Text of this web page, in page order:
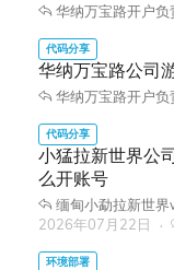
华纳万宝路开户负
华纳万宝路公司
华纳万宝路开户负
小猛拉新世界公
么开账号
缅甸小勐拉新世
2026年07月22日